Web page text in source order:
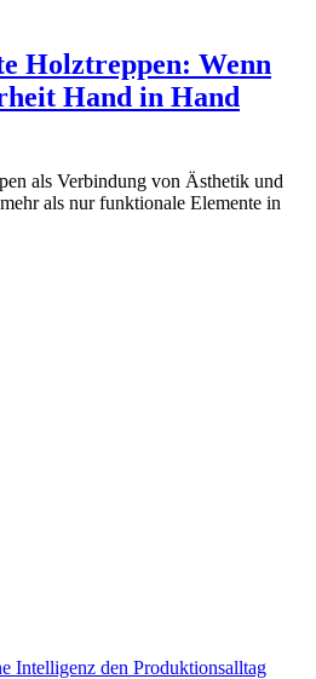
Holztreppen: Wenn
Hand in Hand
als Verbindung von Ästhetik und
als nur funktionale Elemente in
Intelligenz den Produktionsalltag